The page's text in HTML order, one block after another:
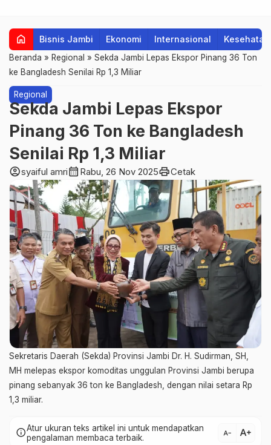
home Bisnis Jambi Ekonomi Internasional Kesehatan
Beranda » Regional » Sekda Jambi Lepas Ekspor Pinang 36 Ton
ke Bangladesh Senilai Rp 1,3 Miliar
Regional
Sekda Jambi Lepas Ekspor
Pinang 36 Ton ke Bangladesh
Senilai Rp 1,3 Miliar
account_circlesyaiful amricalendar_month Rabu, 26 Nov 2025printCetak
Sekretaris Daerah (Sekda) Provinsi Jambi Dr. H. Sudirman, SH,
MH melepas ekspor komoditas unggulan Provinsi Jambi berupa
pinang sebanyak 36 ton ke Bangladesh, dengan nilai setara Rp
1,3 miliar.
infoAtur ukuran teks artikel ini untuk mendapatkan
pengalaman membaca terbaik.
text_decrease text_increase